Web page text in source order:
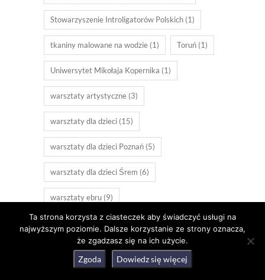
Stowarzyszenie Introligatorów Polskich (1)
tkaniny malowane na wodzie (1) Toruń (1)
Uniwersytet Mikołaja Kopernika (1)
warsztaty artystyczne (3)
warsztaty dla dzieci (15)
warsztaty dla dzieci Poznań (5)
warsztaty dla dzieci Śrem (6)
warsztaty ebru (9)
warsztaty introligatorskie(6)
warsztaty malowania na wodzie(19)
Ta strona korzysta z ciasteczek aby świadczyć usługi na
najwyższym poziomie. Dalsze korzystanie ze strony oznacza,
że zgadzasz się na ich użycie.
Zgoda Dowiedz się więcej